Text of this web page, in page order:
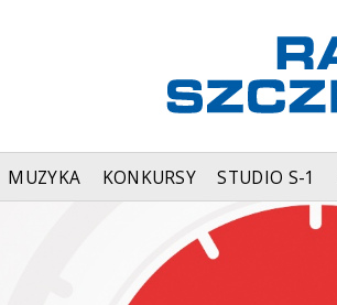
MUZYKA KONKURSY STUDIO S-1